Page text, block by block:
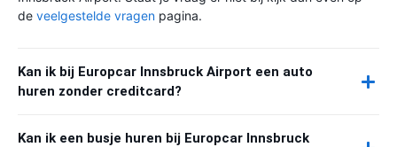
de veelgestelde vragen pagina.
Kan ik bij Europcar Innsbruck Airport een auto
huren zonder creditcard?
Kan ik een busje huren bij Europcar Innsbruck